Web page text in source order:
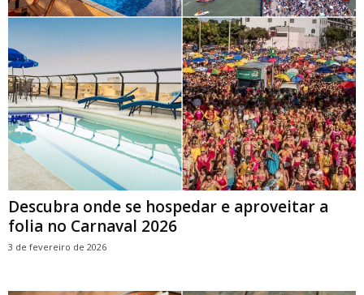
Descubra onde se hospedar e aproveitar a
folia no Carnaval 2026
3 de fevereiro de 2026